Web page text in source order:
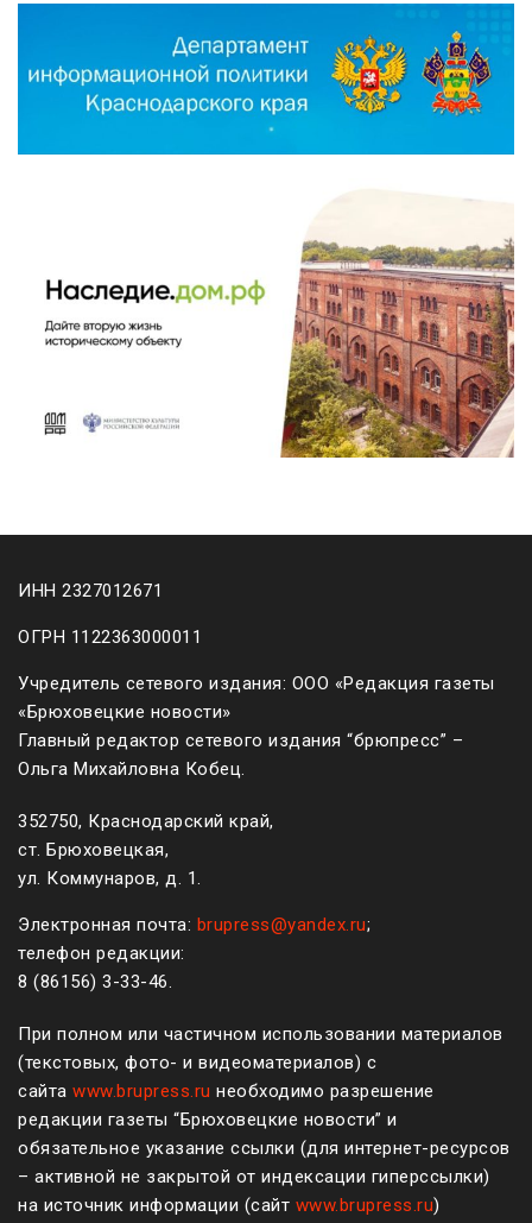
ИНН 2327012671
ОГРН 1122363000011
Учредитель сетевого издания: ООО «Редакция газеты
«Брюховецкие новости»
Главный редактор сетевого издания “брюпресс” –
Ольга Михайловна Кобец.
352750, Краснодарский край,
ст. Брюховецкая,
ул. Коммунаров, д. 1.
Электронная почта: brupress@yandex.ru;
телефон редакции:
8 (861 56) 3-33-46.
При полном или частичном использовании материалов
(текстовых, фото- и видеоматериалов) с
сайта www.brupress.ru необходимо разрешение
редакции газеты “Брюховецкие новости” и
обязательное указание ссылки (для интернет-ресурсов
– активной не закрытой от индексации гиперссылки)
на источник информации (сайт www.brupress.ru)